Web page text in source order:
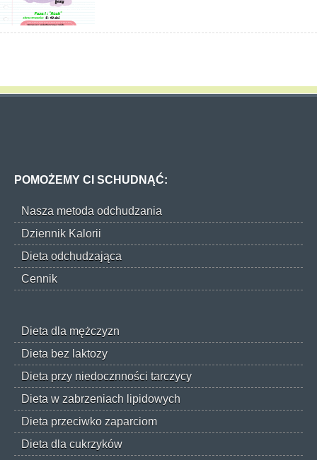
POMOŻEMY CI SCHUDNĄĆ:
Nasza metoda odchudzania
Dziennik Kalorii
Dieta odchudzająca
Cennik
Dieta dla mężczyzn
Dieta bez laktozy
Dieta przy niedocznności tarczycy
Dieta w zabrzeniach lipidowych
Dieta przeciwko zaparciom
Dieta dla cukrzyków